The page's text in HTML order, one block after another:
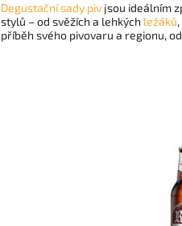
Degustační sady piv jsou ideálním
stylů – od svěžích a lehkých ležáků
příběh svého pivovaru a regionu,